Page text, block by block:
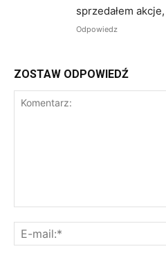
sprzedałem
Odpowiedz
ZOSTAW ODPOWIEDŹ